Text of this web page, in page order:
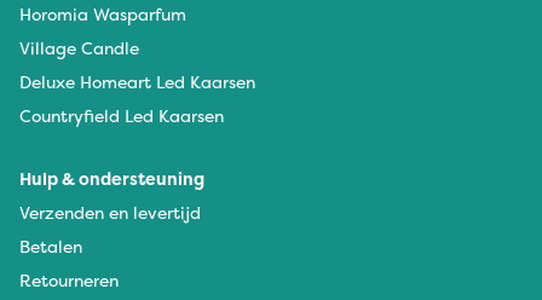
Horomia Wasparfum
Village Candle
Deluxe Homeart Led Kaarsen
Countryfield Led Kaarsen
Hulp & ondersteuning
Verzenden en levertijd
Betalen
Retourneren